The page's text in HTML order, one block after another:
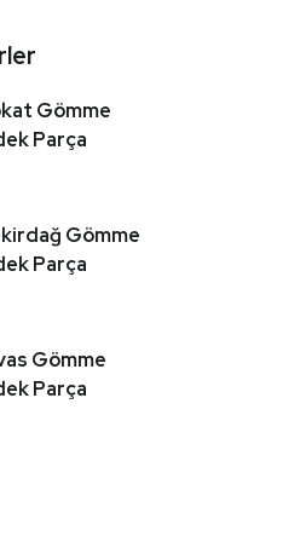
Gömme
Parça
Gömme
Parça
Gömme
Parça